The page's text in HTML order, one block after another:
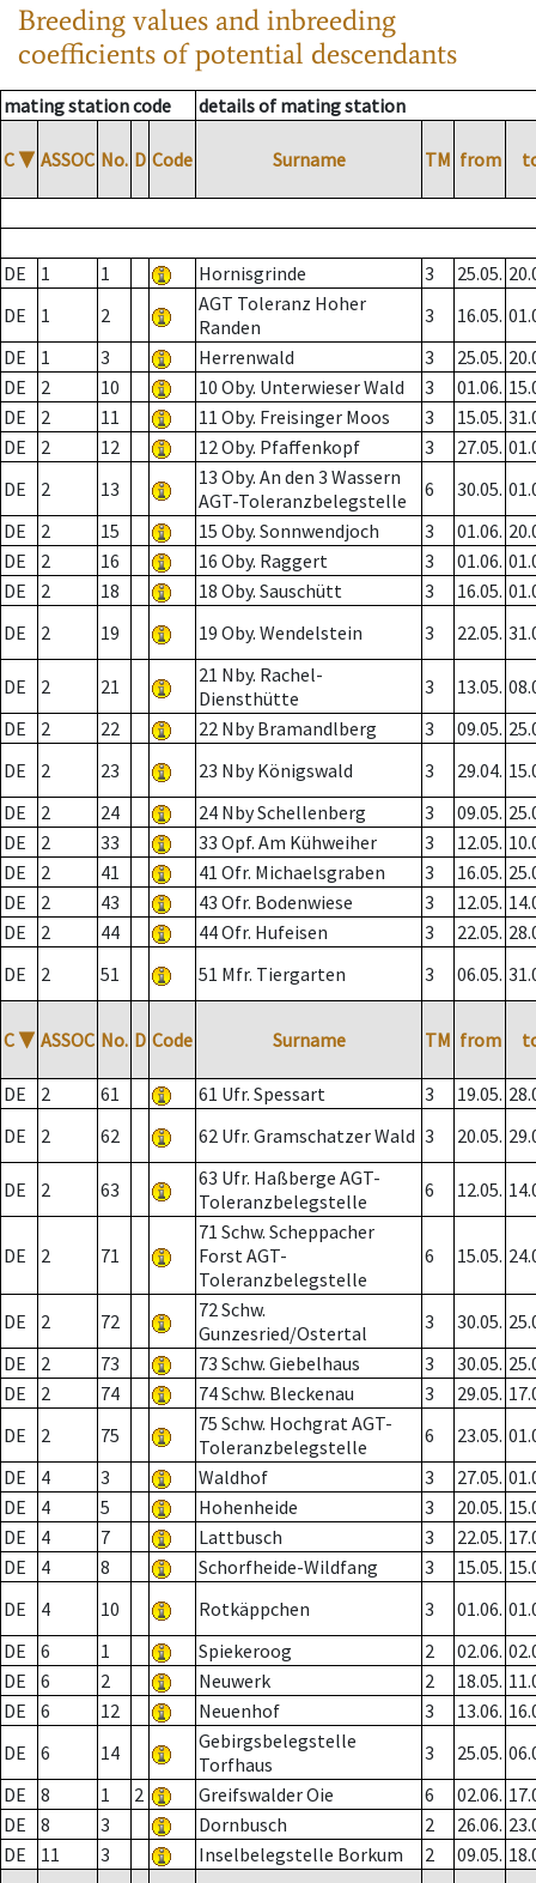
Breeding values and inbreeding
coefficients of potential descendants
mating station code details of mating station
C ▼ ASSOC No. D Code Surname TM from
DE 1 1 Hornisgrinde 3 25.05.
DE
1 2
AGT Toleranz Hoher
Randen
3 16.05.
DE
1 3 Herrenwald 3 25.05.
DE
2 10 10 Oby. Unterwieser Wald 3 01.06.
DE
2 11 11 Oby. Freisinger Moos 3 15.05.
DE
2 12 12 Oby. Pfaffenkopf 3 27.05.
DE
2 13
13 Oby. An den 3 Wassern
AGT-Toleranzbelegstelle
6 30.05.
DE
2 15 15 Oby. Sonnwendjoch 3 01.06.
DE
2 16 16 Oby. Raggert 3 01.06.
DE
2 18 18 Oby. Sauschütt 3 16.05.
DE
2 19 19 Oby. Wendelstein 3 22.05.
DE 2 21
21 Nby. Rachel-
Diensthütte
3 13.05.
DE
2 22 22 Nby Bramandlberg 3 09.05.
DE
2 23 23 Nby Königswald 3 29.04.
DE
2 24 24 Nby Schellenberg 3 09.05.
DE
2 33 33 Opf. Am Kühweiher 3 12.05.
DE
2 41 41 Ofr. Michaelsgraben 3 16.05.
DE
2 43 43 Ofr. Bodenwiese 3 12.05.
DE
2 44 44 Ofr. Hufeisen 3 22.05.
DE
2 51 51 Mfr. Tiergarten 3 06.05.
C ▼ ASSOC No. D Code Surname TM from
DE 2 61 61 Ufr. Spessart 3 19.05.
DE
2 62 62 Ufr. Gramschatzer Wald 3 20.05.
DE 2 63
63 Ufr. Haßberge AGT-
Toleranzbelegstelle
6 12.05.
DE 2 71
71 Schw. Scheppacher
Forst AGT-
Toleranzbelegstelle
6 15.05.
DE 2 72
72 Schw.
Gunzesried/Ostertal
3 30.05.
DE
2 73 73 Schw. Giebelhaus 3 30.05.
DE
2 74 74 Schw. Bleckenau 3 29.05.
DE
2 75
75 Schw. Hochgrat AGT-
Toleranzbelegstelle
6 23.05.
DE
4 3 Waldhof 3 27.05.
DE
4 5 Hohenheide 3 20.05.
DE
4 7 Lattbusch 3 22.05.
DE
4 8 Schorfheide-Wildfang 3 15.05.
DE
4 10 Rotkäppchen 3 01.06.
DE
6 1 Spiekeroog 2 02.06.
DE
6 2 Neuwerk 2 18.05.
DE
6 12 Neuenhof 3 13.06.
DE
6 14
Gebirgsbelegstelle
Torfhaus
3 25.05.
DE
8 1 2 Greifswalder Oie 6 02.06.
DE
8 3 Dornbusch 2 26.06.
DE
11 3 Inselbelegstelle Borkum 2 09.05.